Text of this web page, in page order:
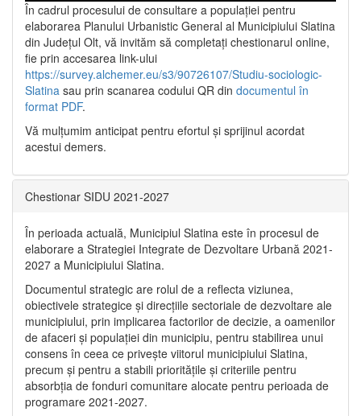
În cadrul procesului de consultare a populaţiei pentru
elaborarea Planului Urbanistic General al Municipiului Slatina
din Județul Olt, vă invităm să completați chestionarul online,
fie prin accesarea link-ului
https://survey.alchemer.eu/s3/90726107/Studiu-sociologic-
Slatina sau prin scanarea codului QR din documentul în
format PDF.
Vă mulţumim anticipat pentru efortul şi sprijinul acordat
acestui demers.
Chestionar SIDU 2021-2027
În perioada actuală, Municipiul Slatina este în procesul de
elaborare a Strategiei Integrate de Dezvoltare Urbană 2021‐
2027 a Municipiului Slatina.
Documentul strategic are rolul de a reflecta viziunea,
obiectivele strategice și direcțiile sectoriale de dezvoltare ale
municipiului, prin implicarea factorilor de decizie, a oamenilor
de afaceri și populației din municipiu, pentru stabilirea unui
consens în ceea ce privește viitorul municipiului Slatina,
precum și pentru a stabili prioritățile și criteriile pentru
absorbția de fonduri comunitare alocate pentru perioada de
programare 2021-2027.